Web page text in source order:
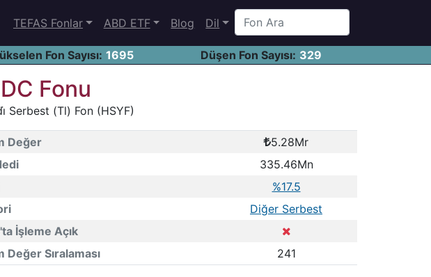
TEFAS Fonlar ABD ETF Blog Dil
Fon Sayısı: 1695 Düşen Fon Sayısı: 329
Fonu
Serbest (Tl) Fon (HSYF)
Değer
5.28Mr
335.46Mn
%17.5
Diğer Serbest
İşleme Açık
Değer Sıralaması 241